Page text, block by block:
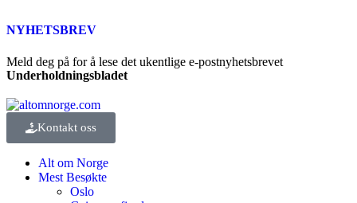
NYHETSBREV
Meld deg på for å lese det ukentlige e-postnyhetsbrevet
Underholdningsbladet
Kontakt oss
Alt om Norge
Mest Besøkte
Oslo